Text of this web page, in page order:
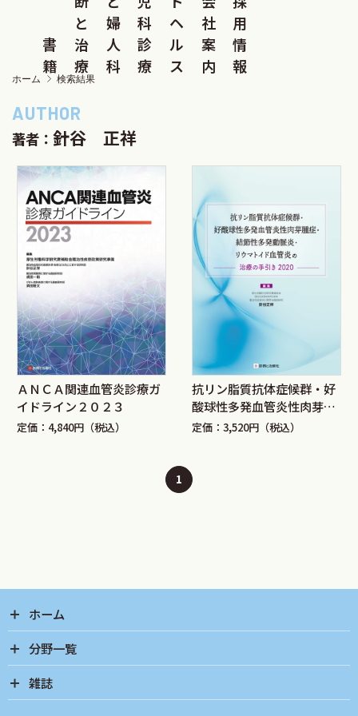
書
籍
と
治
療
婦
人
科
科
診
療
ヘ
ル
ス
社
案
内
用
情
報
ホーム 検索結果
著者： 針谷 正祥
ＡＮＣＡ関連血管炎診療ガ
イドライン２０２３
定価：4,840円（税込）
抗リン脂質抗体症候群・好
酸球性多発血管炎性肉芽腫
症・結節性多発動脈炎・リ
定価：3,520円（税込）
1
ホーム
分野一覧
雑誌